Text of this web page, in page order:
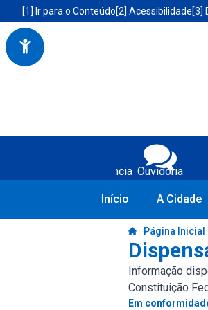
Portal da Prefeitura Municipal de Boa
Acessibilidade da Prefeitura de Boa
[1] Ir para o Conteúdo[2] Acessibilidade[3]
Serviços da
Transparência Ouvidoria
Início A Cidade
Conteúdo da Prefeitura de Boa Vista do
Página Inicial
Informação
Constituição
Em